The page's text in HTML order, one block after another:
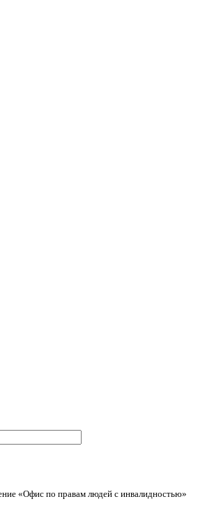
«Офис по правам людей с инвалидностью»